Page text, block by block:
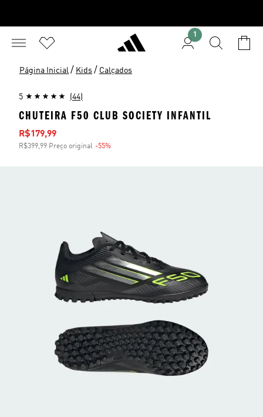
1
Página Inicial / Kids / Calçados
5 (44)
CHUTEIRA F50 CLUB SOCIETY INFANTIL
Preço com desconto
R$179,99
R$399,99 Preço original -55%